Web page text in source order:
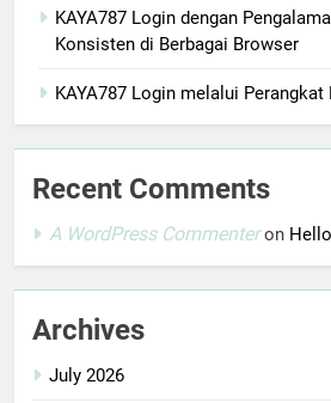
KAYA787 Login dengan
Konsisten di Berbagai Browser
KAYA787 Login melalui
Recent Comments
A WordPress Commenteron
Archives
July 2026